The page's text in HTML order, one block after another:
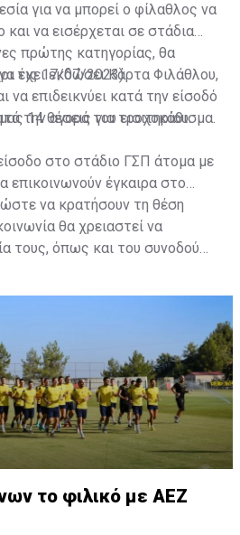
για να μπορεί ο φίλαθλος να
και να εισέρχεται σε στάδια
πρώτης κατηγορίας, θα
έχει εκδώσει Κάρτα Φιλάθλου,
να επιδεικνύει κατά την είσοδό
την αγορά του εισιτηρίου.
τις 17/07/2023)
14 θέσεις για τροχοκάθισμα.
στο στάδιο ΓΣΠ άτομα με
επικοινωνούν έγκαιρα στο
να κρατήσουν τη θέση
θα χρειαστεί να
τους, όπως και του συνοδού
πινακίδας αυτοκινήτου,
το φιλικό με ΑΕΖ